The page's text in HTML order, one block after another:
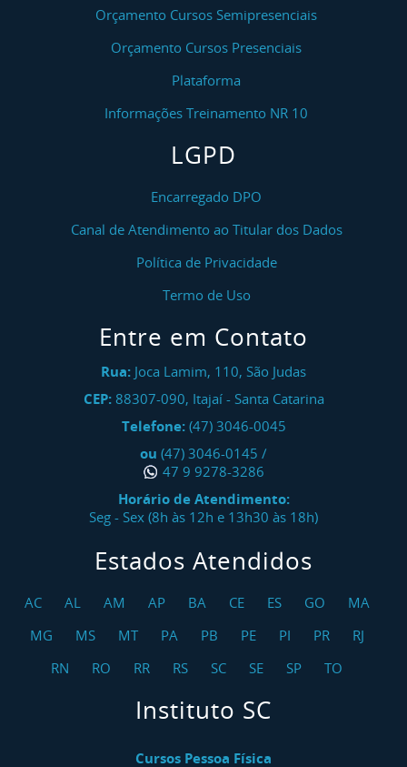
Orçamento Cursos Semipresenciais
Orçamento Cursos Presenciais
Plataforma
Informações Treinamento NR 10
LGPD
Encarregado DPO
Canal de Atendimento ao Titular dos Dados
Política de Privacidade
Termo de Uso
Entre em Contato
Rua: Joca Lamim, 110, São Judas
CEP: 88307-090, Itajaí- Santa Catarina
Telefone: (47) 3046-0045
ou (47) 3046-0145 /
47 9 9278-3286
Horário de Atendimento:
Seg - Sex (8h às 12h e 13h30 às 18h)
Estados Atendidos
AC AL AM AP BA CE ES GO
MA
MG
MS MT PA PB PE PI PR
RJ
RN
RO RR RS SC SE SP TO
Instituto SC
Cursos Pessoa Física